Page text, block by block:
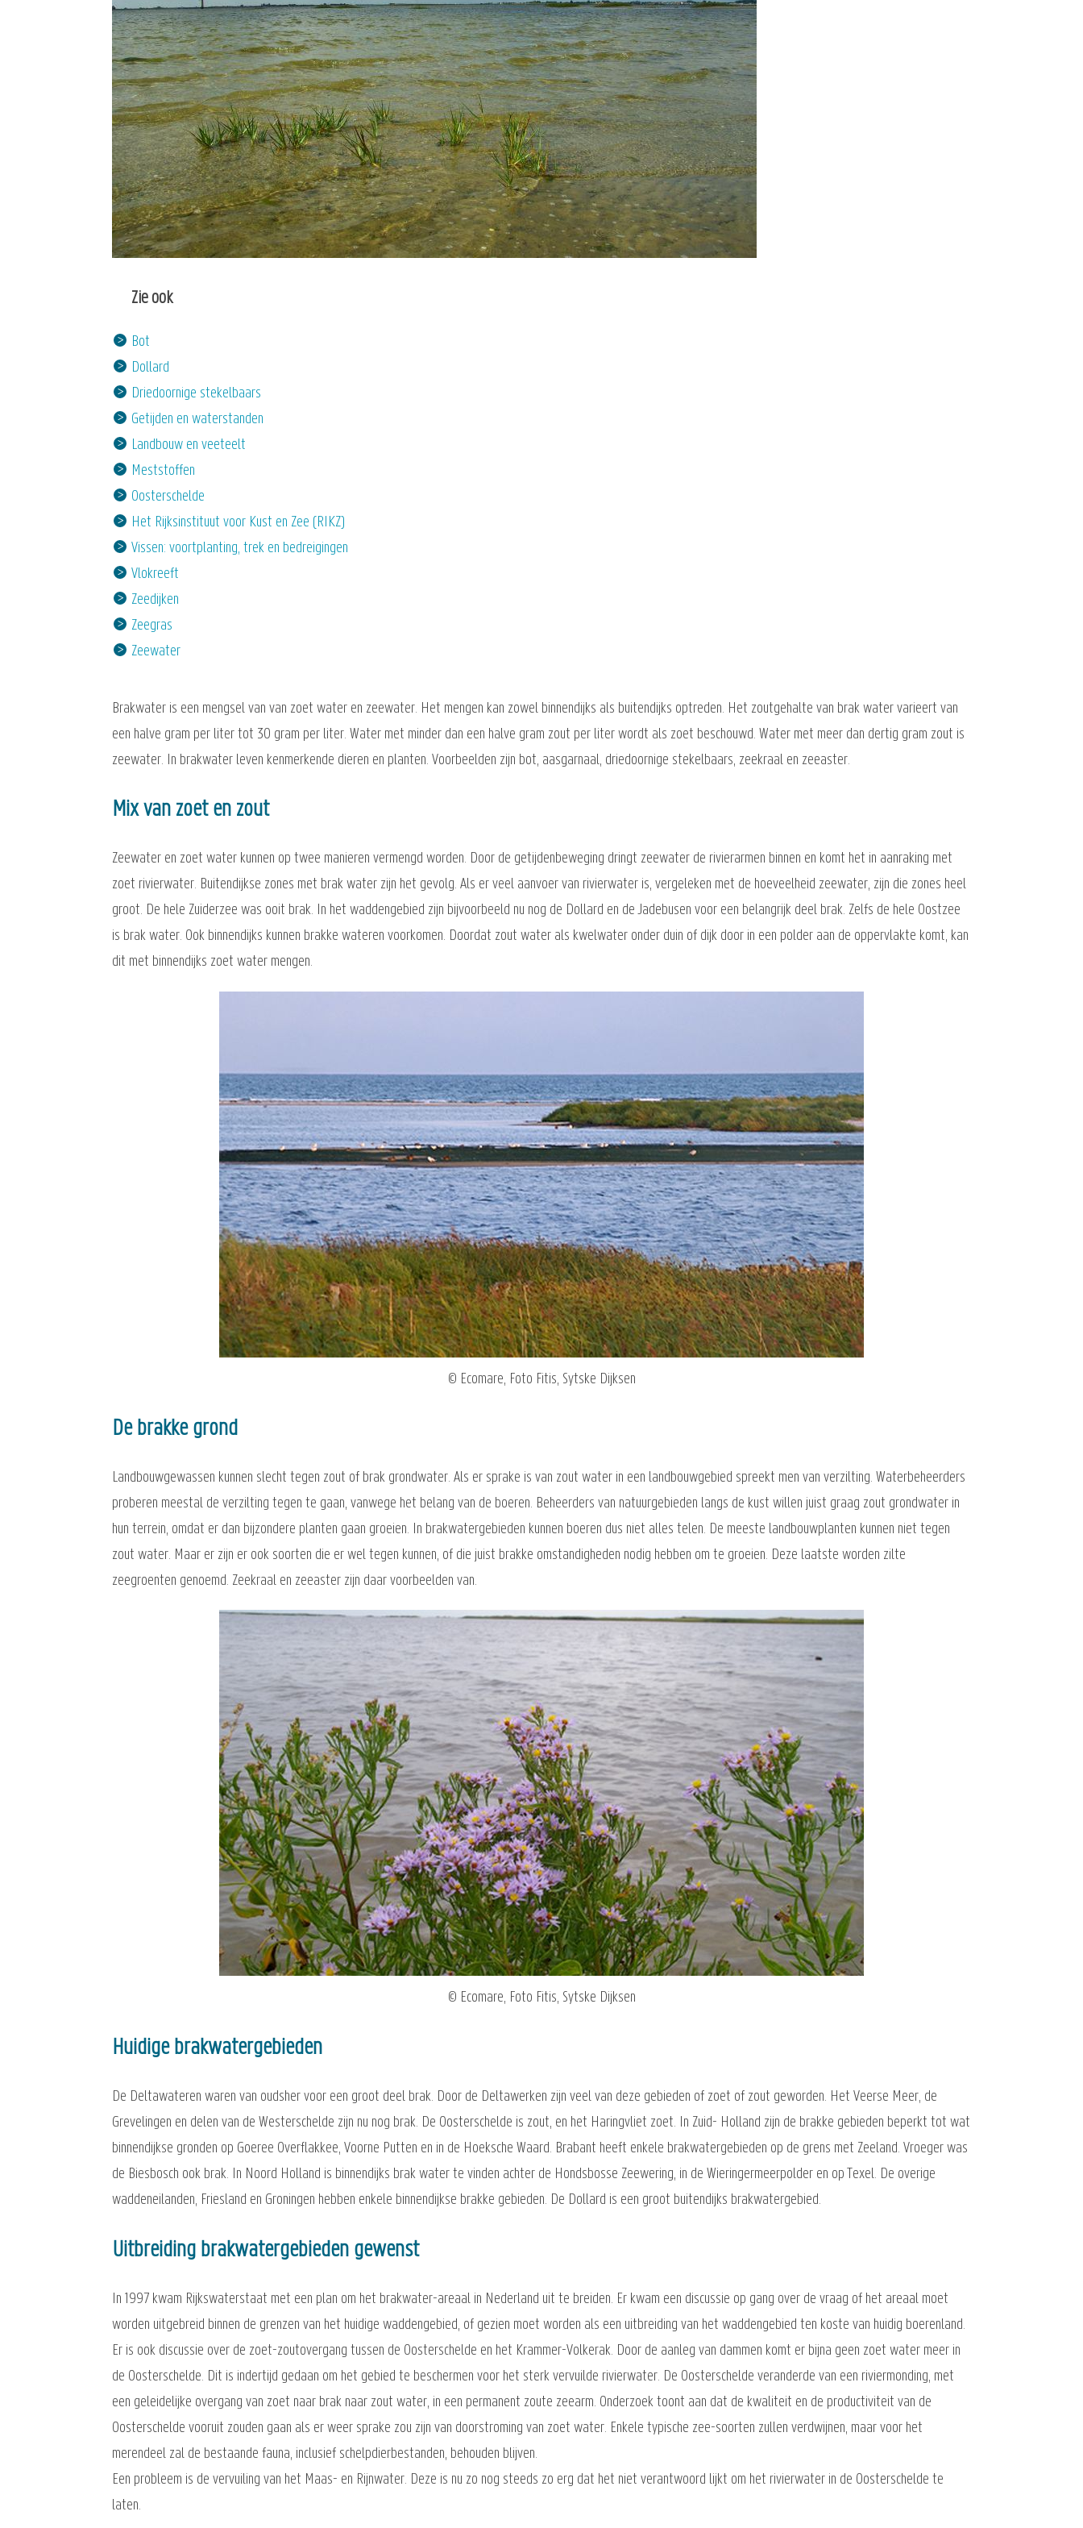
Zie ook
Bot
Dollard
Driedoornige stekelbaars
Getijden en waterstanden
Landbouw en veeteelt
Meststoffen
Oosterschelde
Het Rijksinstituut voor Kust en Zee (RIKZ)
Vissen: voortplanting, trek en bedreigingen
Vlokreeft
Zeedijken
Zeegras
Zeewater
Brakwater is een mengsel van van zoet water en zeewater. Het mengen kan zowel binnendijks als buitendijks optreden. Het zoutgehalte van brak water varieert van
een halve gram per liter tot 30 gram per liter. Water met minder dan een halve gram zout per liter wordt als zoet beschouwd. Water met meer dan dertig gram zout is
zeewater. In brakwater leven kenmerkende dieren en planten. Voorbeelden zijn bot, aasgarnaal, driedoornige stekelbaars, zeekraal en zeeaster.
Mix van zoet en zout
Zeewater en zoet water kunnen op twee manieren vermengd worden. Door de getijdenbeweging dringt zeewater de rivierarmen binnen en komt het in aanraking met
zoet rivierwater. Buitendijkse zones met brak water zijn het gevolg. Als er veel aanvoer van rivierwater is, vergeleken met de hoeveelheid zeewater, zijn die zones heel
groot. De hele Zuiderzee was ooit brak. In het waddengebied zijn bijvoorbeeld nu nog de Dollard en de Jadebusen voor een belangrijk deel brak. Zelfs de hele Oostzee
is brak water. Ook binnendijks kunnen brakke wateren voorkomen. Doordat zout water als kwelwater onder duin of dijk door in een polder aan de oppervlakte komt, kan
dit met binnendijks zoet water mengen.
© Ecomare, Foto Fitis, Sytske Dijksen
De brakke grond
Landbouwgewassen kunnen slecht tegen zout of brak grondwater. Als er sprake is van zout water in een landbouwgebied spreekt men van verzilting. Waterbeheerders
proberen meestal de verzilting tegen te gaan, vanwege het belang van de boeren. Beheerders van natuurgebieden langs de kust willen juist graag zout grondwater in
hun terrein, omdat er dan bijzondere planten gaan groeien. In brakwatergebieden kunnen boeren dus niet alles telen. De meeste landbouwplanten kunnen niet tegen
zout water. Maar er zijn er ook soorten die er wel tegen kunnen, of die juist brakke omstandigheden nodig hebben om te groeien. Deze laatste worden zilte
zeegroenten genoemd. Zeekraal en zeeaster zijn daar voorbeelden van.
© Ecomare, Foto Fitis, Sytske Dijksen
Huidige brakwatergebieden
De Deltawateren waren van oudsher voor een groot deel brak. Door de Deltawerken zijn veel van deze gebieden of zoet of zout geworden. Het Veerse Meer, de
Grevelingen en delen van de Westerschelde zijn nu nog brak. De Oosterschelde is zout, en het Haringvliet zoet. In Zuid- Holland zijn de brakke gebieden beperkt tot wat
binnendijkse gronden op Goeree Overflakkee, Voorne Putten en in de Hoeksche Waard. Brabant heeft enkele brakwatergebieden op de grens met Zeeland. Vroeger was
de Biesbosch ook brak. In Noord Holland is binnendijks brak water te vinden achter de Hondsbosse Zeewering, in de Wieringermeerpolder en op Texel. De overige
waddeneilanden, Friesland en Groningen hebben enkele binnendijkse brakke gebieden. De Dollard is een groot buitendijks brakwatergebied.
Uitbreiding brakwatergebieden gewenst
In 1997 kwam Rijkswaterstaat met een plan om het brakwater-areaal in Nederland uit te breiden. Er kwam een discussie op gang over de vraag of het areaal moet
worden uitgebreid binnen de grenzen van het huidige waddengebied, of gezien moet worden als een uitbreiding van het waddengebied ten koste van huidig boerenland.
Er is ook discussie over de zoet-zoutovergang tussen de Oosterschelde en het Krammer-Volkerak. Door de aanleg van dammen komt er bijna geen zoet water meer in
de Oosterschelde. Dit is indertijd gedaan om het gebied te beschermen voor het sterk vervuilde rivierwater. De Oosterschelde veranderde van een riviermonding, met
een geleidelijke overgang van zoet naar brak naar zout water, in een permanent zoute zeearm. Onderzoek toont aan dat de kwaliteit en de productiviteit van de
Oosterschelde vooruit zouden gaan als er weer sprake zou zijn van doorstroming van zoet water. Enkele typische zee-soorten zullen verdwijnen, maar voor het
merendeel zal de bestaande fauna, inclusief schelpdierbestanden, behouden blijven.
Een probleem is de vervuiling van het Maas- en Rijnwater. Deze is nu zo nog steeds zo erg dat het niet verantwoord lijkt om het rivierwater in de Oosterschelde te
laten.